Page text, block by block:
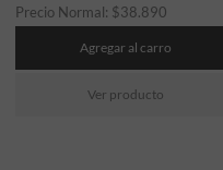
Precio Normal: $38.890
Agregar al carro
Ver producto